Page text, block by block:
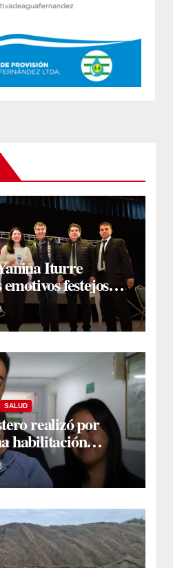
Iturre
festejos
del Taekwon-Do
SALUD
realizó por
habilitación
de conducción